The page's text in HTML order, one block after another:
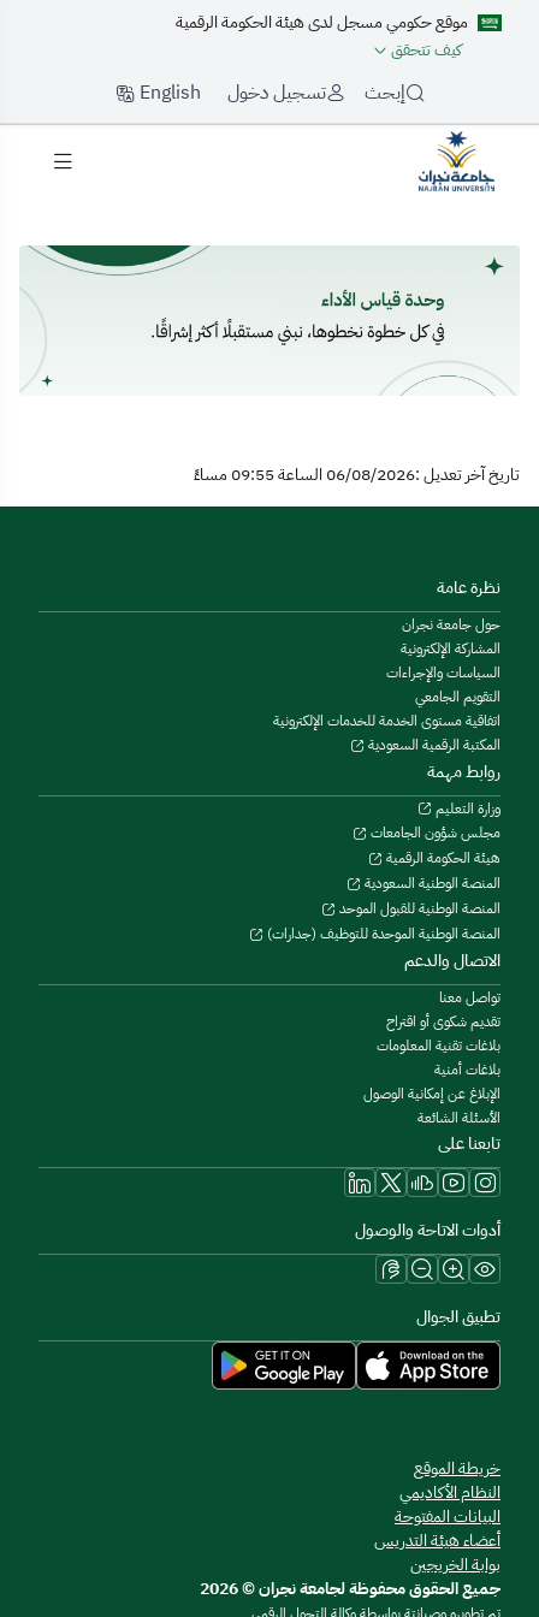
موقع حكومي مسجل لدى هيئة الحكومة الرقمية
كيف تتحقق
إبحث تسجيل دخول English
الرئيسية
تاريخ آخر تعديل :06/08/2026 الساعة 09:55 مساءً
نظرة عامة
حول جامعة نجران
المشاركة الإلكترونية
السياسات والإجراءات
التقويم الجامعي
اتفاقية مستوى الخدمة للخدمات الإلكترونية
المكتبة الرقمية السعودية
روابط مهمة
وزارة التعليم
مجلس شؤون الجامعات
هيئة الحكومة الرقمية
المنصة الوطنية السعودية
المنصة الوطنية للقبول الموحد
المنصة الوطنية الموحدة للتوظيف (جدارات)
الاتصال والدعم
تواصل معنا
تقديم شكوى أو اقتراح
بلاغات تقنية المعلومات
بلاغات أمنية
الإبلاغ عن إمكانية الوصول
الأسئلة الشائعة
تابعنا على
أدوات الاتاحة والوصول
تطبيق الجوال
خريطة الموقع
النظام الأكاديمي
البيانات المفتوحة
أعضاء هيئة التدريس
بوابة الخريجين
جميع الحقوق محفوظة لجامعة نجران © 2026